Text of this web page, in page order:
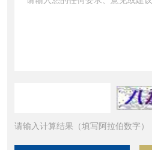
请输入计算结果（填写阿拉伯数字）